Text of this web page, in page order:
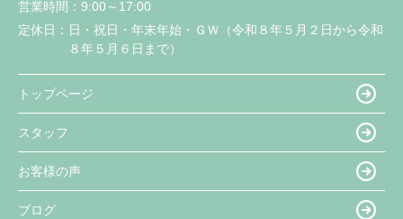
営業時間： 9:00～17:00
定休日： 日・祝日・年末年始・ＧＷ（令和８年５月２日から令和
８年５月６日まで）
トップページ
スタッフ
お客様の声
ブログ